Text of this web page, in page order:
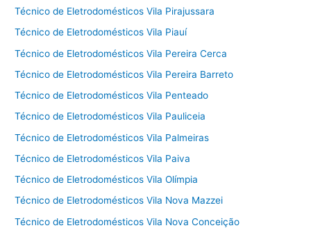
Técnico de Eletrodomésticos Vila Pirajussara
Técnico de Eletrodomésticos Vila Piauí
Técnico de Eletrodomésticos Vila Pereira Cerca
Técnico de Eletrodomésticos Vila Pereira Barreto
Técnico de Eletrodomésticos Vila Penteado
Técnico de Eletrodomésticos Vila Pauliceia
Técnico de Eletrodomésticos Vila Palmeiras
Técnico de Eletrodomésticos Vila Paiva
Técnico de Eletrodomésticos Vila Olímpia
Técnico de Eletrodomésticos Vila Nova Mazzei
Técnico de Eletrodomésticos Vila Nova Conceição